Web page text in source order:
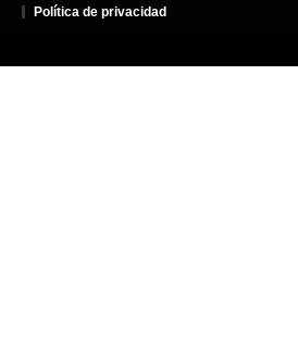
Política de privacidad